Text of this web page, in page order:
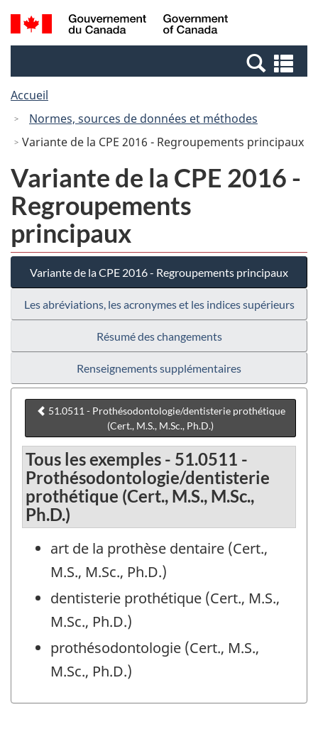
Passer
au
Passer
au
Passer
à
Canada
Recherche
et
et
Accueil
Normes, sources de données et méthodes
Variante de la CPE 2016 - Regroupements principaux
Variante de la CPE 2016 -
Regroupements
principaux
Variante de la CPE 2016 - Regroupements principaux
Les abréviations, les acronymes et les indices supérieurs
Résumé des changements
Renseignements supplémentaires
51.0511 - Prothésodontologie/dentisterie prothétique
(Cert., M.S., M.Sc., Ph.D.)
Tous les exemples - 51.0511 -
Prothésodontologie/dentisterie
prothétique (Cert., M.S., M.Sc.,
Ph.D.)
art de la prothèse dentaire (Cert.,
M.S., M.Sc., Ph.D.)
dentisterie prothétique (Cert., M.S.,
M.Sc., Ph.D.)
prothésodontologie (Cert., M.S.,
M.Sc., Ph.D.)